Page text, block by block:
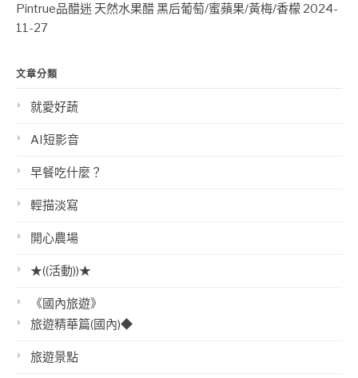
Pintrue品醋迷 天然水果醋 黑后葡萄/蜜蘋果/黃梅/香檬 2024-
11-27
文章分類
就愛好蔬
AI短影音
早餐吃什麼？
輕描淡寫
開心農場
★((活動))★
《國內旅遊》
旅遊精華篇(國內)◆
旅遊景點